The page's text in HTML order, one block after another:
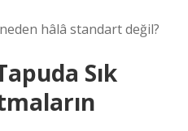
hâlâ standart değil?
Sık